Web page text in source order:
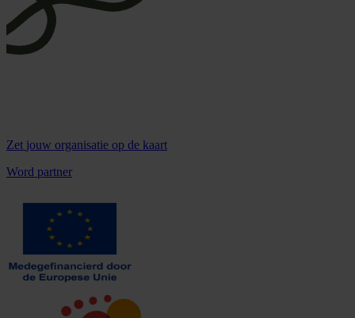
Zet jouw organisatie op de kaart
Word partner